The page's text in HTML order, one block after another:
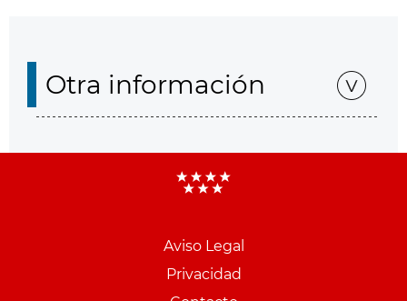
Otra información
Aviso Legal
Privacidad